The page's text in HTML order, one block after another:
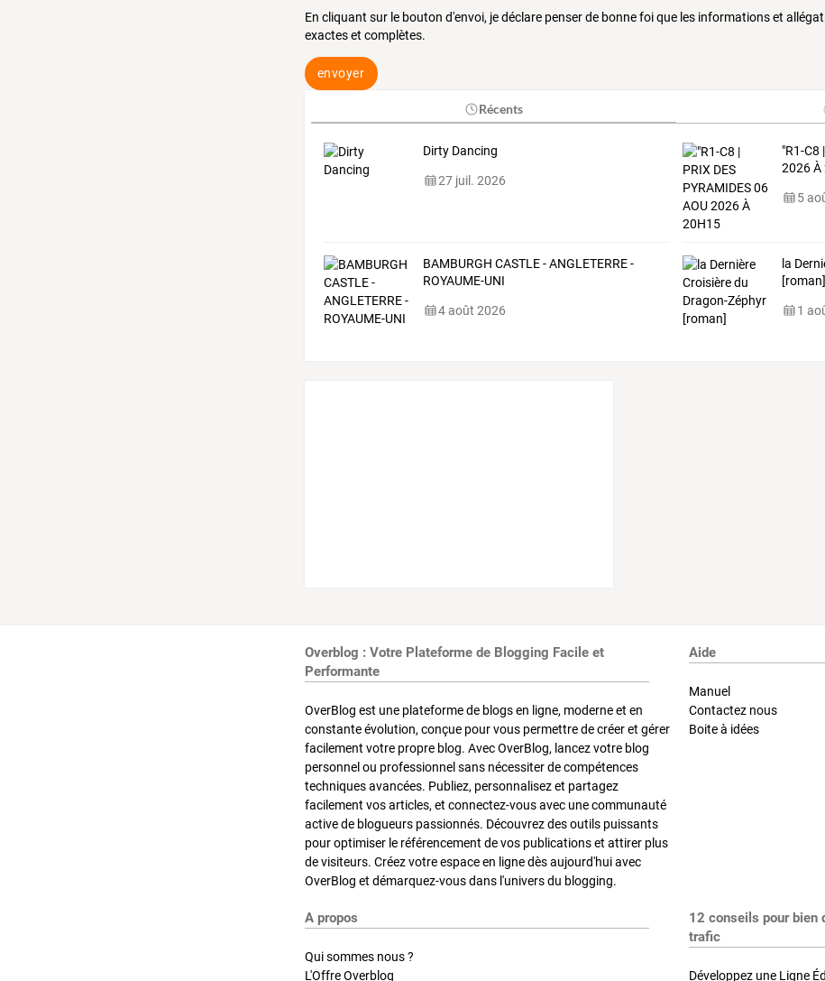
En cliquant sur le bouton d'envoi, je déclare penser de bonne foi que les informations et
exactes et complètes.
envoyer
Récents
Dirty Dancing
27 juil. 2026
"R1-C8 |
2026À
5
BAMBURGH CASTLE - ANGLETERRE -
ROYAUME-UNI
4 août 2026
la
[roman]
1
Overblog : Votre Plateforme de Blogging Facile et
Performante
OverBlog est une plateforme de blogs en ligne, moderne et en
constante évolution, conçue pour vous permettre de créer et gérer
facilement votre propre blog. Avec OverBlog, lancez votre blog
personnel ou professionnel sans nécessiter de compétences
techniques avancées. Publiez, personnalisez et partagez
facilement vos articles, et connectez-vous avec une communauté
active de blogueurs passionnés. Découvrez des outils puissants
pour optimiser le référencement de vos publications et attirer plus
de visiteurs. Créez votre espace en ligne dès aujourd'hui avec
OverBlog et démarquez-vous dans l'univers du blogging.
Aide
Manuel
Contactez nous
Boite à idées
A propos
Qui sommes nous ?
L'Offre Overblog
12 conseils pour bien
trafic
Développez une Ligne